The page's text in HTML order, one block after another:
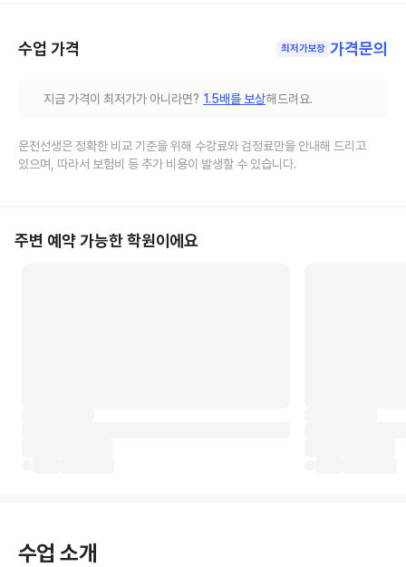
수업 가격 최저가보장 가격문의
지금 가격이 최저가가 아니라면? 1.5배를 보상해드려요.
운전선생은 정확한 비교 기준을 위해 수강료와 검정료만을 안내해 드리고
있으며, 따라서 보험비 등 추가 비용이 발생할 수 있습니다.
주변 예약 가능한 학원이에요
수업 소개